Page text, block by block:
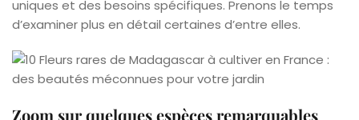
uniques et des besoins spécifiques. Prenons le temps
d’examiner plus en détail certaines d’entre elles.
Zoom sur quelques espèces remarquables